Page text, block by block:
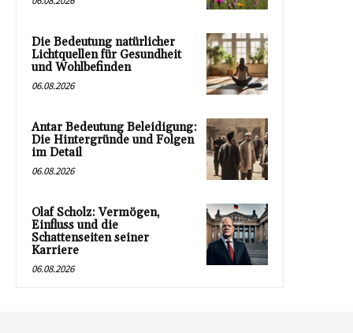
Die Bedeutung natürlicher
Lichtquellen für Gesundheit
und Wohlbefinden
06.08.2026
Antar Bedeutung Beleidigung:
Die Hintergründe und Folgen
im Detail
06.08.2026
Olaf Scholz: Vermögen,
Einfluss und die
Schattenseiten seiner
Karriere
06.08.2026